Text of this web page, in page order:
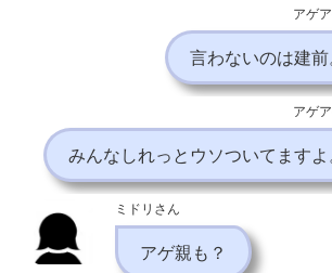
アゲ
言わないのは建前
アゲ
みんなしれっとウソついてますよ
ミドリさん
アゲ親も？